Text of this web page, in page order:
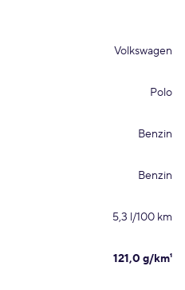
Volkswagen
Polo
Benzin
Benzin
5,3 l/100 km
121,0 g/km¹